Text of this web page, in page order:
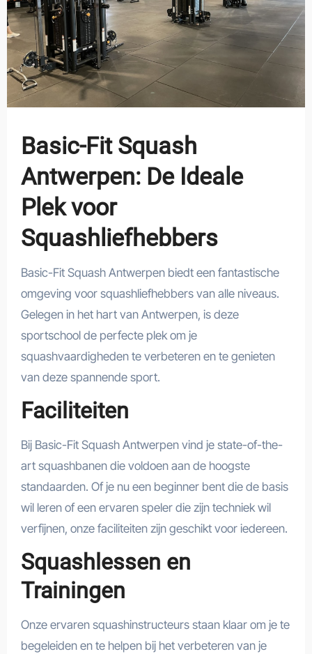
Basic-Fit Squash
Antwerpen: De Ideale
Plek voor
Squashliefhebbers
Basic-Fit Squash Antwerpen biedt een fantastische
omgeving voor squashliefhebbers van alle niveaus.
Gelegen in het hart van Antwerpen, is deze
sportschool de perfecte plek om je
squashvaardigheden te verbeteren en te genieten
van deze spannende sport.
Faciliteiten
Bij Basic-Fit Squash Antwerpen vind je state-of-the-
art squashbanen die voldoen aan de hoogste
standaarden. Of je nu een beginner bent die de basis
wil leren of een ervaren speler die zijn techniek wil
verfijnen, onze faciliteiten zijn geschikt voor iedereen.
Squashlessen en
Trainingen
Onze ervaren squashinstructeurs staan klaar om je te
begeleiden en te helpen bij het verbeteren van je